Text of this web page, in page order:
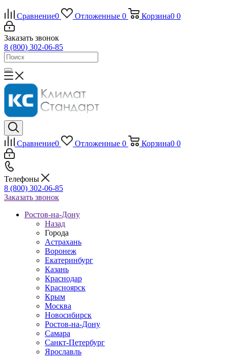
Сравнение0 Отложенные 0 Корзина0 0
Заказать звонок
8 (800) 302-06-85
Сравнение0 Отложенные 0 Корзина0 0
Телефоны
8 (800) 302-06-85
Заказать звонок
Ростов-на-Дону
Назад
Города
Астрахань
Воронеж
Екатеринбург
Казань
Краснодар
Красноярск
Крым
Москва
Новосибирск
Ростов-на-Дону
Самара
Санкт-Петербург
Ярославль